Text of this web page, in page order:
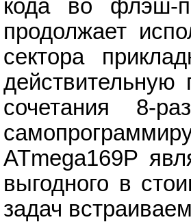
кода во флэш-
продолжает
сектора
сочетания 8-
ATmega169P
выгодного в
задач